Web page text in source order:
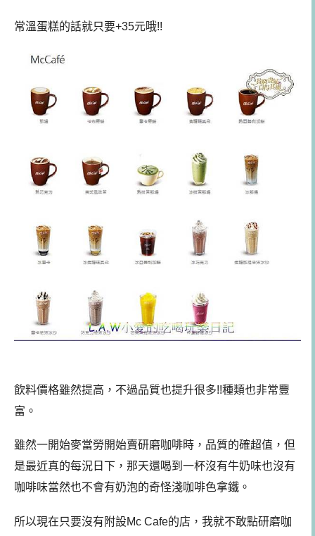
常溫蛋糕的話就只要+35元哦!!
飲料價格雖然提高，不過品質也提升很多!!種類也非常豐
富。
雖然一開始麥當勞開始賣研磨咖啡時，品質的確超值，但
是最近真的每況日下，那天還喝到一杯沒有牛奶味也沒有
咖啡味當然也不會有奶泡的奇怪淺咖啡色拿鐵。
所以現在只要沒有附設Mc Cafe的店，我就不敢點研磨咖